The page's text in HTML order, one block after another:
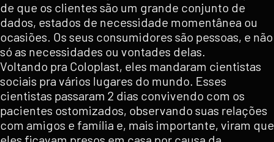
de que os clientes são um grande conjunto de
dados, estados de necessidade momentânea ou
ocasiões. Os seus consumidores são pessoas, e não
só as necessidades ou vontades delas.
Voltando pra Coloplast, eles mandaram cientistas
sociais pra vários lugares do mundo. Esses
cientistas passaram 2 dias convivendo com os
pacientes ostomizados, observando suas relações
com amigos e família e, mais importante, viram que